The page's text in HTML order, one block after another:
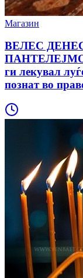
Магазин
ВЕЛЕС
ги лекувал
познат во